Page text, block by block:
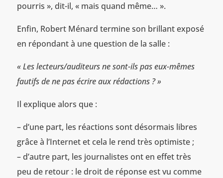
pourris », dit-il, « mais quand même… ».
Enfin, Robert Ménard termine son brillant exposé
en répondant à une question de la salle :
« Les lecteurs/auditeurs ne sont-ils pas eux-mêmes
fautifs de ne pas écrire aux rédactions ? »
Il explique alors que :
– d’une part, les réactions sont désormais libres
grâce à l’Internet et cela le rend très optimiste ;
– d’autre part, les journalistes ont en effet très
peu de retour : le droit de réponse est vu comme